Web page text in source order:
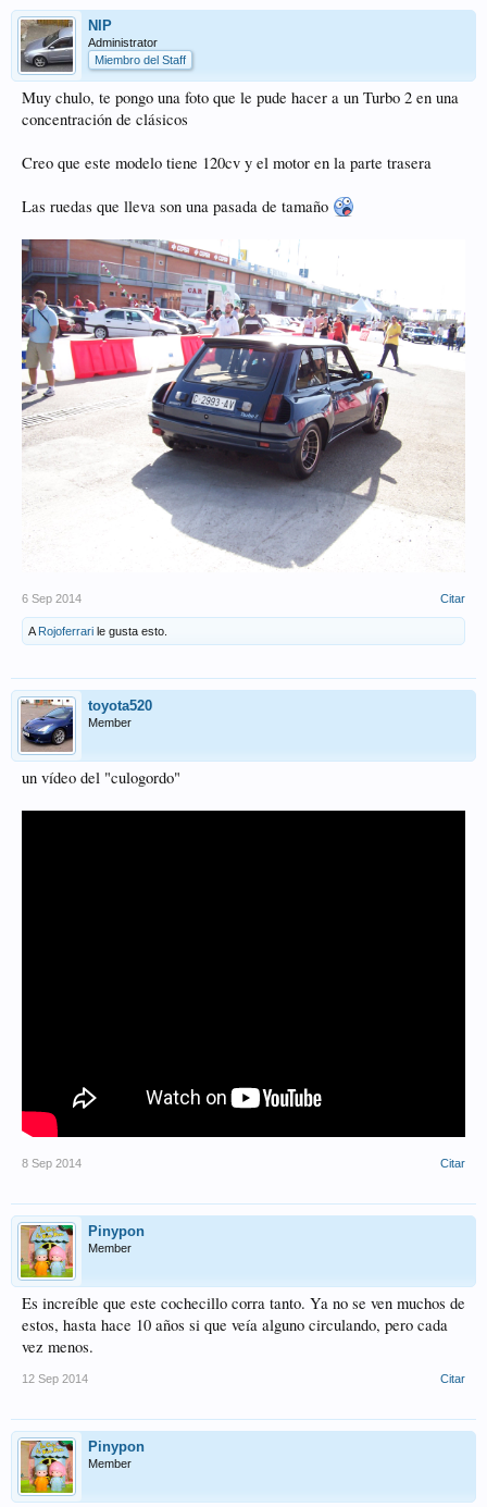
NIP
Administrator
Miembro del Staff
Muy chulo, te pongo una foto que le pude hacer a un Turbo 2 en una
concentración de clásicos
Creo que este modelo tiene 120cv y el motor en la parte trasera
Las ruedas que lleva son una pasada de tamaño
6 Sep 2014 Citar
A Rojoferrari le gusta esto.
toyota520
Member
un vídeo del "culogordo"
8 Sep 2014 Citar
Pinypon
Member
Es increíble que este cochecillo corra tanto. Ya no se ven muchos de
estos, hasta hace 10 años si que veía alguno circulando, pero cada
vez menos.
12 Sep 2014 Citar
Pinypon
Member